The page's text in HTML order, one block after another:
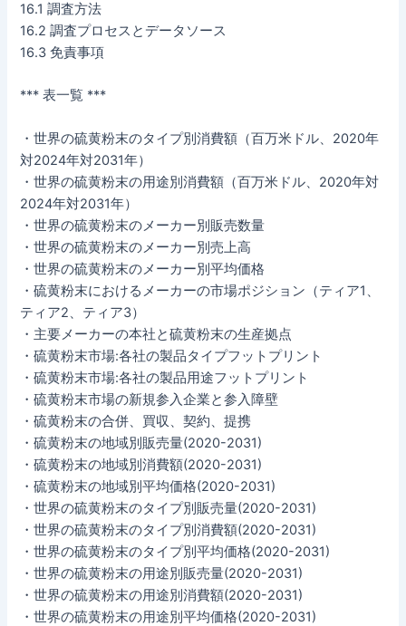
16.1 調査方法
16.2 調査プロセスとデータソース
16.3 免責事項
*** 表一覧 ***
・世界の硫黄粉末のタイプ別消費額（百万米ドル、2020年
対2024年対2031年）
・世界の硫黄粉末の用途別消費額（百万米ドル、2020年対
2024年対2031年）
・世界の硫黄粉末のメーカー別販売数量
・世界の硫黄粉末のメーカー別売上高
・世界の硫黄粉末のメーカー別平均価格
・硫黄粉末におけるメーカーの市場ポジション（ティア1、
ティア2、ティア3）
・主要メーカーの本社と硫黄粉末の生産拠点
・硫黄粉末市場:各社の製品タイプフットプリント
・硫黄粉末市場:各社の製品用途フットプリント
・硫黄粉末市場の新規参入企業と参入障壁
・硫黄粉末の合併、買収、契約、提携
・硫黄粉末の地域別販売量(2020-2031)
・硫黄粉末の地域別消費額(2020-2031)
・硫黄粉末の地域別平均価格(2020-2031)
・世界の硫黄粉末のタイプ別販売量(2020-2031)
・世界の硫黄粉末のタイプ別消費額(2020-2031)
・世界の硫黄粉末のタイプ別平均価格(2020-2031)
・世界の硫黄粉末の用途別販売量(2020-2031)
・世界の硫黄粉末の用途別消費額(2020-2031)
・世界の硫黄粉末の用途別平均価格(2020-2031)